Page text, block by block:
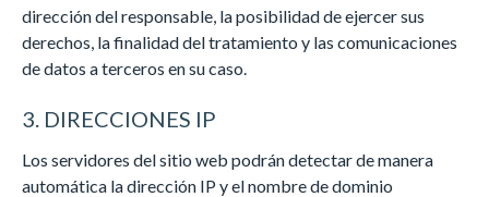
dirección del responsable, la posibilidad de ejercer sus
derechos, la finalidad del tratamiento y las comunicaciones
de datos a terceros en su caso.
3. DIRECCIONES IP
Los servidores del sitio web podrán detectar de manera
automática la dirección IP y el nombre de dominio